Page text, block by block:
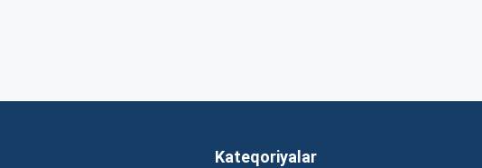
Kateqoriyalar